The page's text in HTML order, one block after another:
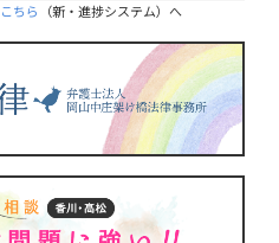
こちら （新・進捗システム）へ